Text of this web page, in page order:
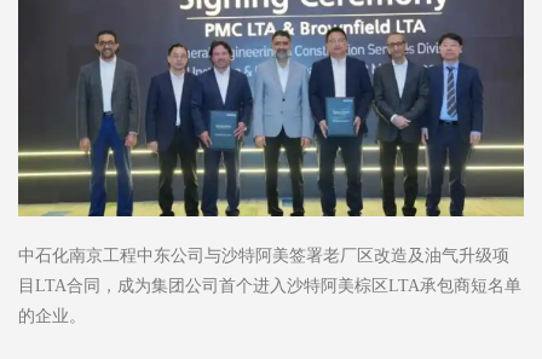
中石化南京工程中东公司与沙特阿美签署老厂区改造及油气升级项
目LTA合同，成为集团公司首个进入沙特阿美棕区LTA承包商短名单
的企业。